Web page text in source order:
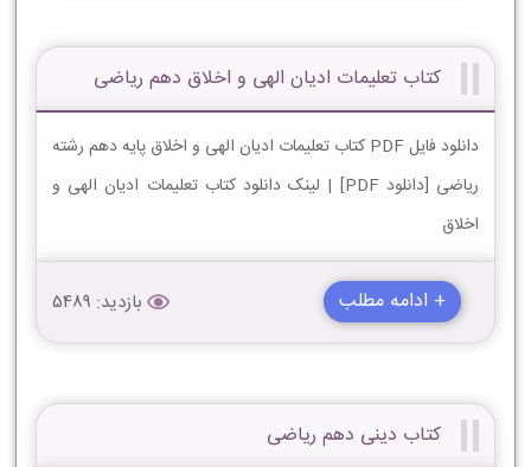
کتاب تعلیمات ادیان الهی و اخلاق دهم ریاضی
دانلود فایل PDF کتاب تعلیمات ادیان الهی و اخلاق پایه دهم رشته
ریاضی [دانلود PDF] | لینک دانلود کتاب تعلیمات ادیان الهی و
اخلاق
+ ادامه مطلب بازدید: 5489
کتاب دینی دهم ریاضی